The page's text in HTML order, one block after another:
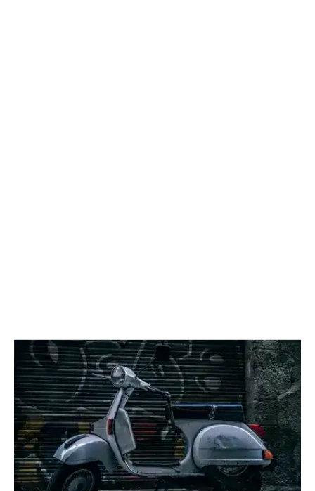
Location Véhicule Scooter
Zip piago 4t 2023
Location Scooter
(Photo non contractuelle)